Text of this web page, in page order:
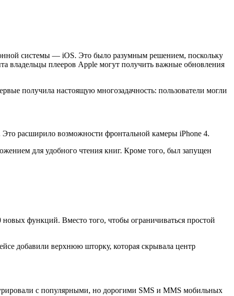
системы — iOS. Это было разумным решением, поскольку
владельцы плееров Apple могут получить важные обновления
получила настоящую многозадачность: пользователи могли
расширило возможности фронтальной камеры iPhone 4.
для удобного чтения книг. Кроме того, был запущен
функций. Вместо того, чтобы ограничиваться простой
добавили верхнюю шторку, которая скрывала центр
с популярными, но дорогими SMS и MMS мобильных